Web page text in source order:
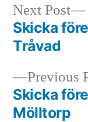
Post
Previous
Skicka
Mölltorp
Next Post
Skicka
Tråvad